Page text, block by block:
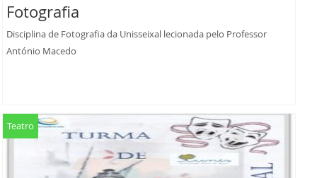
Fotografia
Disciplina de Fotografia da Unisseixal lecionada pelo Professor
António Macedo
Teatro